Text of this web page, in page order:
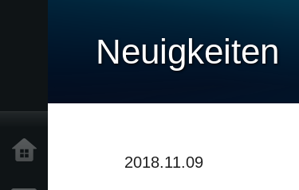
Neuigkeiten
2018.11.09